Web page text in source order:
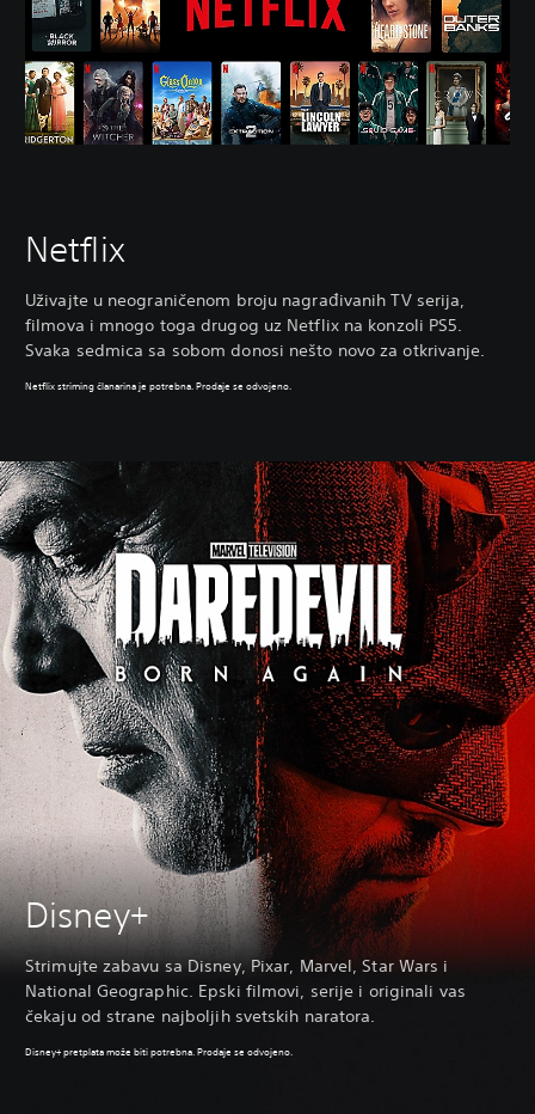
Netflix
Uživajte u neograničenom broju nagrađivanih TV serija,
filmova i mnogo toga drugog uz Netflix na konzoli PS5.
Svaka sedmica sa sobom donosi nešto novo za otkrivanje.
Netflix striming članarina je potrebna. Prodaje se odvojeno.
Disney+
Strimujte zabavu sa Disney, Pixar, Marvel, Star Wars i
National Geographic. Epski filmovi, serije i originali vas
čekaju od strane najboljih svetskih naratora.
Disney+ pretplata može biti potrebna. Prodaje se odvojeno.